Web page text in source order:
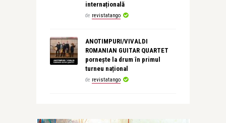
internațională
de revistatango
ANOTIMPURI/VIVALDI
ROMANIAN GUITAR QUARTET
pornește la drum în primul
turneu național
de revistatango